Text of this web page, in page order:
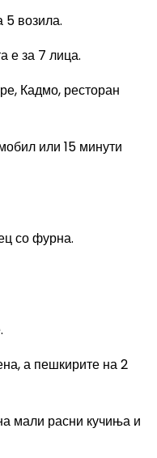
5 возила.
е за 7 лица.
Кадмо, ресторан
или 15 минути
со фурна.
а пешкирите на 2
мали расни кучиња и